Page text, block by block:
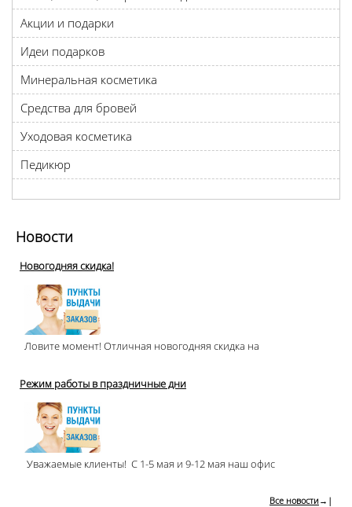
Акции и подарки
Идеи подарков
Минеральная косметика
Средства для бровей
Уходовая косметика
Педикюр
Новости
Новогодняя скидка!
Ловите момент! Отличная новогодняя скидка на
Режим работы в праздничные дни
Уважаемые клиенты! С 1-5 мая и 9-12 мая наш офис
Все новости →|